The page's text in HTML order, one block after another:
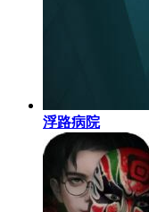
浮路病院